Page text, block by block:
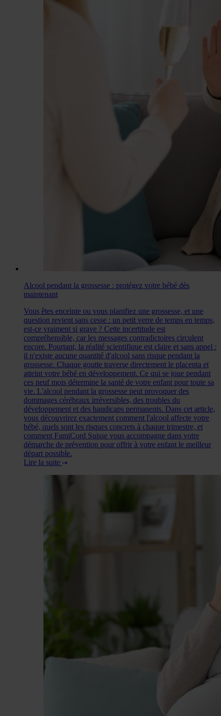
Alcool pendant la grossesse : protégez votre bébé dès
maintenant
Vous êtes enceinte ou vous planifiez une grossesse, et une
question revient sans cesse : un petit verre de temps en temps,
est-ce vraiment si grave ? Cette incertitude est
compréhensible, car les messages contradictoires circulent
encore. Pourtant, la réalité scientifique est claire et sans appel :
il n'existe aucune quantité d'alcool sans risque pendant la
grossesse. Chaque goutte traverse directement le placenta et
atteint votre bébé en développement. Ce qui se joue pendant
ces neuf mois détermine la santé de votre enfant pour toute sa
vie. L'alcool pendant la grossesse peut provoquer des
dommages cérébraux irréversibles, des troubles du
développement et des handicaps permanents. Dans cet article,
vous découvrirez exactement comment l'alcool affecte votre
bébé, quels sont les risques concrets à chaque trimestre, et
comment FamiCord Suisse vous accompagne dans votre
démarche de prévention pour offrir à votre enfant le meilleur
départ possible.
Lire la suite